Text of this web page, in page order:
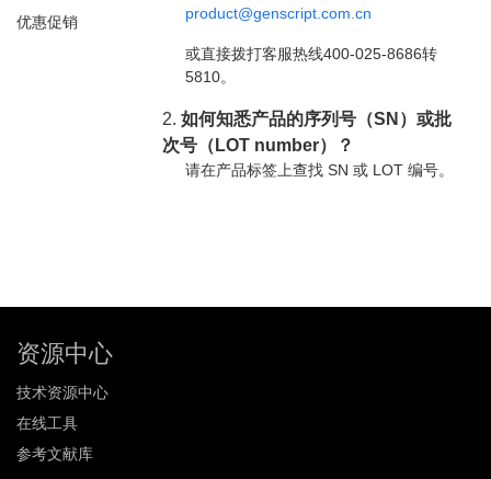
优惠促销
product@genscript.com.cn
或直接拨打客服热线400-025-8686转
5810。
2.如何知悉产品的序列号（SN）或批
次号（LOT number）？
请在产品标签上查找 SN 或 LOT 编号。
资源中心
技术资源中心
在线工具
参考文献库